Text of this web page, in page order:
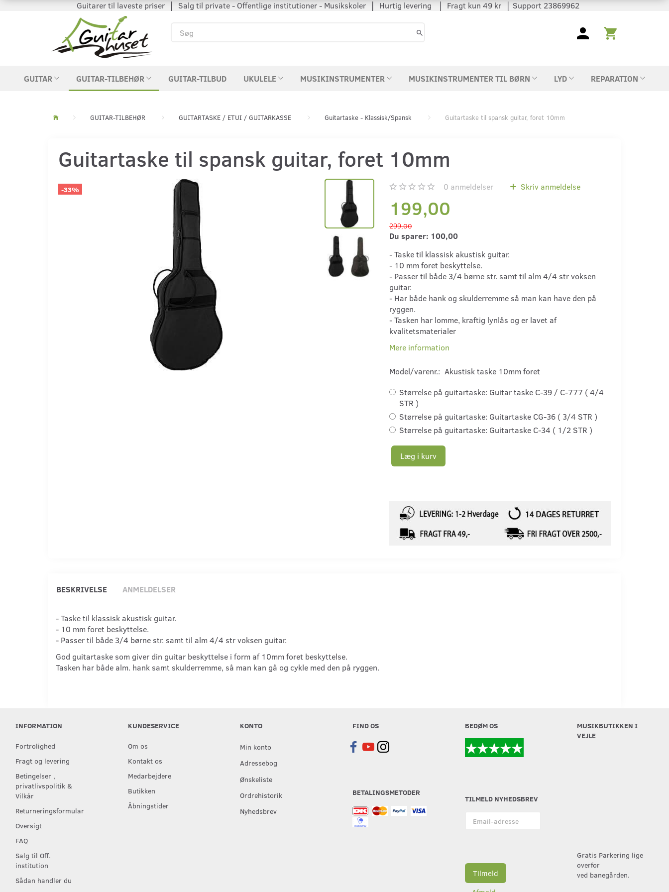
Guitarer til laveste priser │ Salg til private - Offentlige institutioner - Musikskoler │ Hurtig levering │ Fragt kun 49 kr │ Support 23869962
GUITAR GUITAR-TILBEHØR GUITAR-TILBUD UKULELE MUSIKINSTRUMENTER MUSIKINSTRUMENTER TIL BØRN LYD REPARATION
GUITAR-TILBEHØR GUITARTASKE / ETUI / GUITARKASSE Guitartaske - Klassisk/Spansk Guitartaske til spansk guitar, foret 10mm
Guitartaske til spansk guitar, foret 10mm
-33% 0 anmeldelser Skriv anmeldelse
199,00
299,00
Du sparer: 100,00
- Taske til klassisk akustisk guitar.
- 10 mm foret beskyttelse.
- Passer til både 3/4 børne str. samt til alm 4/4 str voksen
guitar.
- Har både hank og skulderremme så man kan have den på
ryggen.
- Tasken har lomme, kraftig lynlås og er lavet af
kvalitetsmaterialer
Mere information
Model/varenr.: Akustisk taske 10mm foret
Størrelse på guitartaske: Guitar taske C-39 / C-777 ( 4/4
STR )
Størrelse på guitartaske: Guitartaske CG-36 ( 3/4 STR )
Størrelse på guitartaske: Guitartaske C-34 ( 1/2 STR )
Læg i kurv
BESKRIVELSE ANMELDELSER
- Taske til klassisk akustisk guitar.
- 10 mm foret beskyttelse.
- Passer til både 3/4 børne str. samt til alm 4/4 str voksen guitar.
God guitartaske som giver din guitar beskyttelse i form af 10mm foret beskyttelse.
Tasken har både alm. hank samt skulderremme, så man kan gå og cykle med den på ryggen.
INFORMATION
Fortrolighed
Fragt og levering
Betingelser ,
privatlivspolitik &
Vilkår
Returneringsformular
Oversigt
FAQ
Salg til Off.
institution
Sådan handler du
KUNDESERVICE
Om os
Kontakt os
Medarbejdere
Butikken
Åbningstider
KONTO
Min konto
Adressebog
Ønskeliste
Ordrehistorik
Nyhedsbrev
FIND OS
BETALINGSMETODER
BEDØM OS
TILMELD NYHEDSBREV
adresse
Tilmeld
MUSIKBUTIKKEN I
VEJLE
Gratis Parkering lige
overfor
ved banegården.